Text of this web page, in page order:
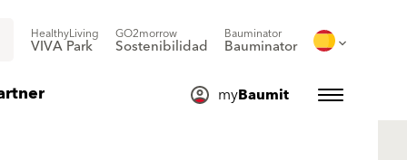
HealthyLiving
VIVA Park
GO2morrow
Sostenibilidad
Bauminator
Bauminator
myBaumit